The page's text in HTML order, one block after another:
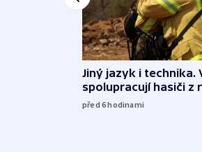
Jiný jazyk i technika.
spolupracují hasiči z
před 6hodinami